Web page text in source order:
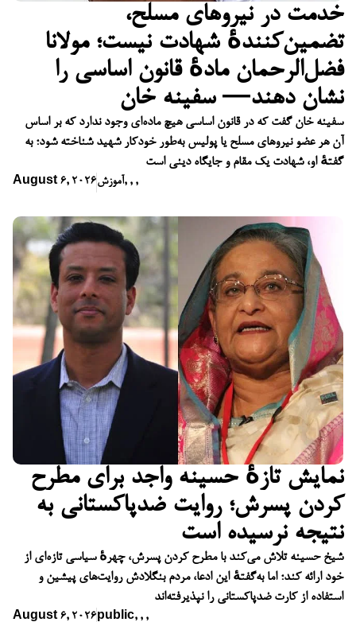
خدمت در نیروهای مسلح،
تضمین‌کنندهٔ شهادت نیست؛ مولانا
فضل‌الرحمان مادهٔ قانون اساسی را
نشان دهند— سفینه خان
سفینه خان گفت که در قانون اساسی هیچ ماده‌ای وجود ندارد که بر اساس
آن هر عضو نیروهای مسلح یا پولیس به‌طور خودکار شهید شناخته شود؛ به
گفتهٔ او، شهادت یک مقام و جایگاه دینی است
August 6, 2026آموزش, , ,
نمایش تازهٔ حسینه واجد برای مطرح
کردن پسرش؛ روایت ضدپاکستانی به
نتیجه نرسیده است
شیخ حسینه تلاش می‌کند با مطرح کردن پسرش، چهرهٔ سیاسی تازه‌ای از
خود ارائه کند؛ اما به‌گفتهٔ این ادعا، مردم بنگلادش روایت‌های پیشین و
استفاده از کارت ضدپاکستانی را نپذیرفته‌اند
August 6, 2026 public, , ,